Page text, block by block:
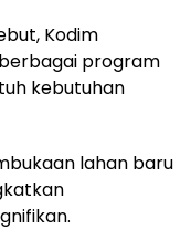
Kodim
program
kebutuhan
lahan baru